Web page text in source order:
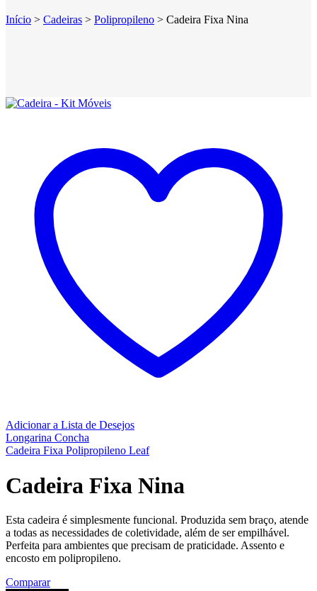
Início > Cadeiras > Polipropileno > Cadeira Fixa Nina
Adicionar a Lista de Desejos
Longarina Concha
Cadeira Fixa Polipropileno Leaf
Cadeira Fixa Nina
Esta cadeira é simplesmente funcional. Produzida sem braço, atende
a todas as necessidades de coletividade, além de ser empilhável.
Perfeita para ambientes que precisam de praticidade. Assento e
encosto em polipropileno.
Comparar